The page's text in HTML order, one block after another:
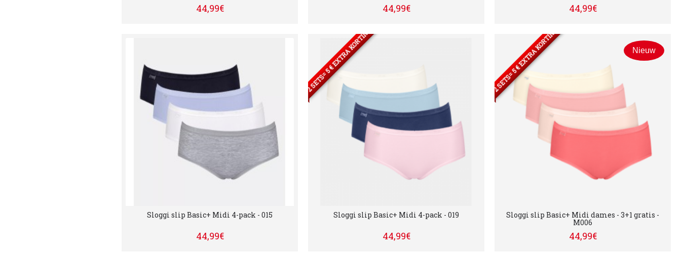
44,99€ 44,99€ 44,99€
Sloggi slip Basic+ Midi 4-pack - 015
44,99€
2 SETS= 5 € EXTRA KORTING
Sloggi slip Basic+ Midi 4-pack - 019
44,99€
2 SETS= 5 € EXTRA KORTING Nieuw
Sloggi slip Basic+ Midi dames - 3+1 gratis -
M006
44,99€